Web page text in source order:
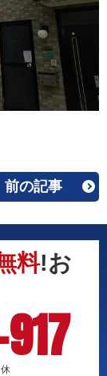
前の記事
料!お